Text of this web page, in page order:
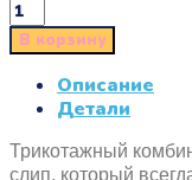
В корзину
Описание
Детали
Трикотажный
слип, который